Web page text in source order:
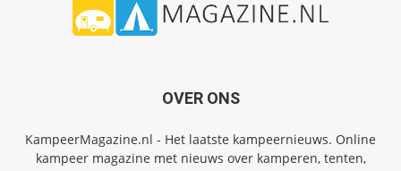
OVER ONS
KampeerMagazine.nl - Het laatste kampeernieuws. Online
kampeer magazine met nieuws over kamperen, tenten,